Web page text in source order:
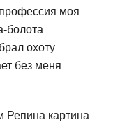
моя
болота
охоту
без меня
Репина картина